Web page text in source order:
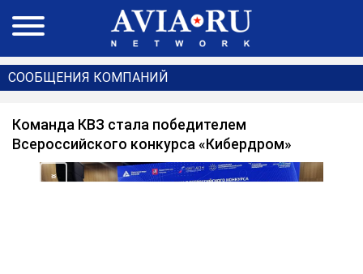
СООБЩЕНИЯ КОМПАНИЙ
Команда КВЗ стала победителем
Всероссийского конкурса «Кибердром»
<
>